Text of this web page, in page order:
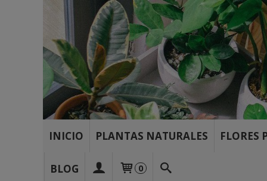
INICIO PLANTAS NATURALES FLORES
BLOG 0